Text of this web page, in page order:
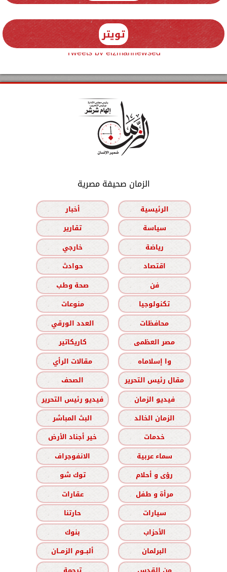
تويتر
Tweets by elzmannewseg
الزمان صحيفة مصرية
الرئيسية
أخبار
سياسة
تقارير
رياضة
خارجي
اقتصاد
حوادث
فن
صحة وطب
تكنولوجيا
منوعات
محافظات
العدد الورقي
مصر العظمى
كاريكاتير
وا إسلاماه
مقالات الرأي
مقال رئيس التحرير
الصحف
فيديو الزمان
فيديو رئيس التحرير
الزمان الخالد
البث المباشر
خدمات
خير أجناد الأرض
سماء عربية
الانفوجراف
رؤى و أحلام
توك شو
مرأة و طفل
عقارات
سيارات
حارتنا
الأحزاب
بنوك
البرلمان
ألبــوم الزمــان